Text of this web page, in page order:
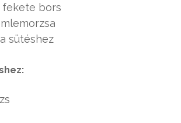
fekete bors
sütéshez